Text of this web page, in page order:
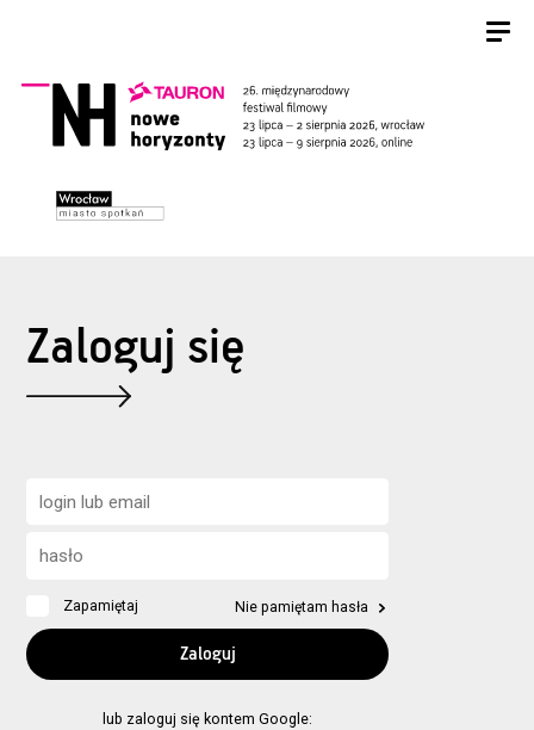
Zaloguj się
Zapamiętaj Nie pamiętam hasła
lub zaloguj się kontem Google: